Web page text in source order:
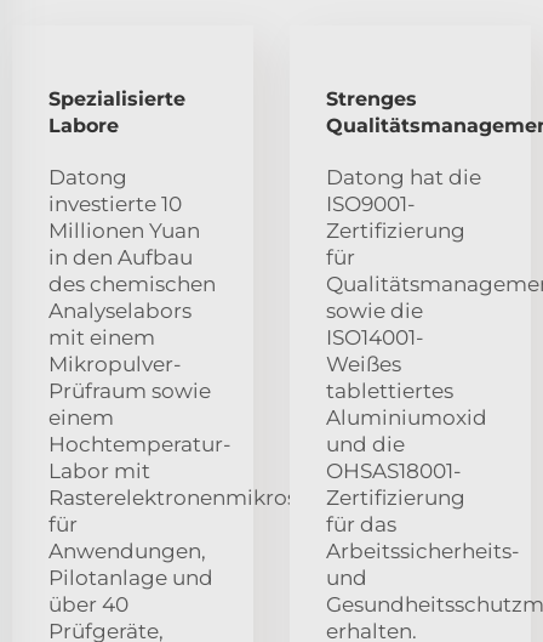
Spezialisierte
Labore
Datong
investierte 10
Millionen Yuan
in den Aufbau
des chemischen
Analyselabors
mit einem
Mikropulver-
Prüfraum sowie
einem
Hochtemperatur-
Labor mit
Rasterelektronenmikroskop
für
Anwendungen,
Pilotanlage und
über 40
Prüfgeräte,
Strenges
Datong hat die
ISO9001-
Zertifizierung
für
sowie die
ISO14001-
Weißes
tablettiertes
Aluminiumoxid
und die
OHSAS18001-
Zertifizierung
für das
Arbeitssicherheits-
und
erhalten.